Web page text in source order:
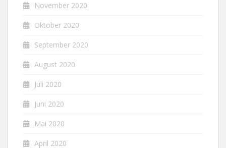
November 2020
Oktober 2020
September 2020
August 2020
Juli 2020
Juni 2020
Mai 2020
April 2020